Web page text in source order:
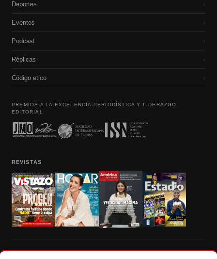
Deportes ›
Eventos ›
Podcast ›
Réplicas ›
Código etico ›
PREMIOS A LA EXCELENCIA PERIODÍSTICA Y LIDERAZGO
EDITORIAL
REVISTAS